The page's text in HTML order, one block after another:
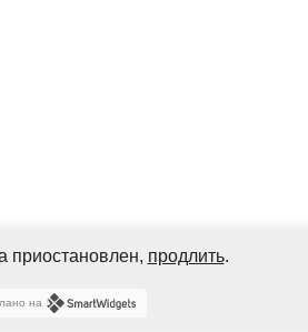
приостановлен, продлить.
на